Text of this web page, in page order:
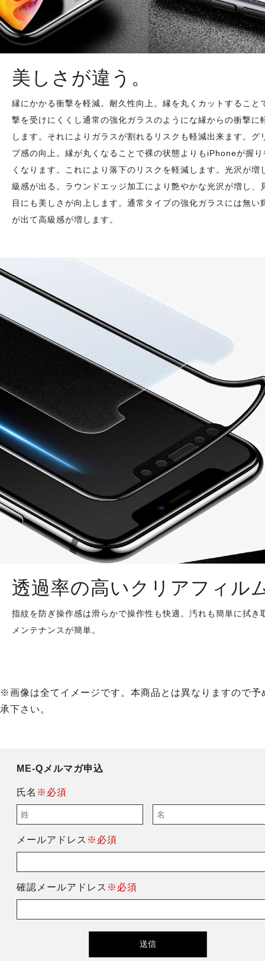
美しさが違う。
縁にかかる衝撃を軽減。耐久性向上。縁を丸くカットすること
撃を受けにくくし通常の強化ガラスのようにな縁からの衝撃に
します。それによりガラスが割れるリスクも軽減出来ます。グ
プ感の向上。縁が丸くなることで裸の状態よりもiPhoneが握り
くなります。これにより落下のリスクを軽減します。光沢が増
級感が出る。ラウンドエッジ加工により艶やかな光沢が増し、
目にも美しさが向上します。通常タイプの強化ガラスには無い
が出て高級感が増します。
透過率の高いクリアフィル
指紋を防ぎ操作感は滑らかで操作性も快適。汚れも簡単に拭き
メンテナンスが簡単。
※画像は全てイメージです。本商品とは異なりますので予
承下さい。
ME-Qメルマガ申込
氏名 ※必須
メールアドレス ※必須
確認メールアドレス ※必須